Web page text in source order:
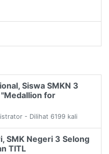
Siswa SMKN 3
for
- Dilihat 6199 kali
SMK Negeri 3 Selong
TITL